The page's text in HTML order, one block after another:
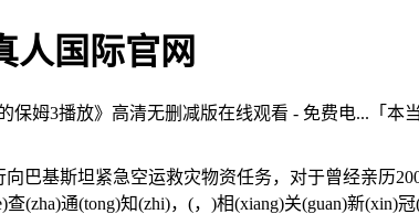
人国际官网
保姆3播放》高清无删减版在线观看 - 免费电...「
基斯坦紧急空运救灾物资任务，对于曾经亲历
(zha)通(tong)知(zhi)，(，)相(xiang)关(guan)新(xin)